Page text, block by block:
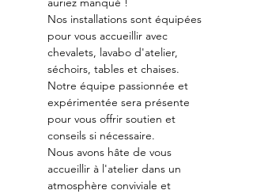
Nos installations sont équipées
pour vous accueillir avec
chevalets, lavabo d'atelier,
séchoirs, tables et chaises.
Notre équipe passionnée et
expérimentée sera présente
pour vous offrir soutien et
conseils si nécessaire.
Nous avons hâte de vous
accueillir à l'atelier dans un
atmosphère conviviale et